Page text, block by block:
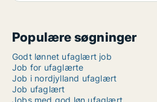
Populære søgninger
Godt lønnet ufaglært job
Job for ufaglærte
Job i nordjylland ufaglært
Job ufaglært